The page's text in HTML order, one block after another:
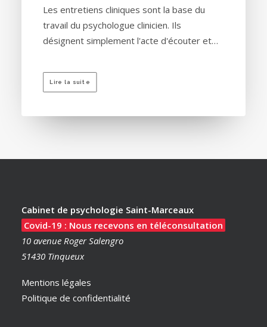
Les entretiens cliniques sont la base du
travail du psychologue clinicien. Ils
désignent simplement l'acte d'écouter et…
Lire la suite
Cabinet de psychologie Saint-Marceaux
Covid-19 : Nous recevons en téléconsultation
10 avenue Roger Salengro
51430 Tinqueux
Mentions légales
Politique de confidentialité